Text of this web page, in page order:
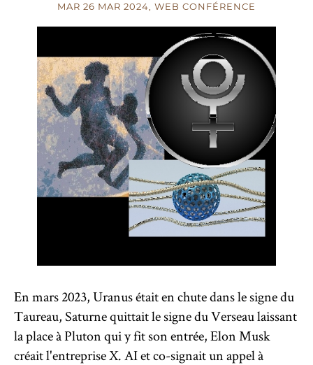
MAR 26 MAR 2024 , WEB CONFÉRENCE
En mars 2023, Uranus était en chute dans le signe du
Taureau, Saturne quittait le signe du Verseau laissant
la place à Pluton qui y fit son entrée, Elon Musk
créait l'entreprise X. AI et co-signait un appel à